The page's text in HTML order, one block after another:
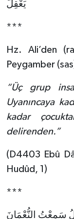
يَعْقِلَ
***
Hz. Ali’den
Peygamber
“Üç grup
Uyanıncaya
kadar
delirenden.”
(D4403 Ebû
Hudûd, 1)
***
سَمِعْتُ النُّعْمَانَ
Bolu
Bursa
Çanakkale
Çorum
Makaleler
Duyurular
Podcast
Biyografiler